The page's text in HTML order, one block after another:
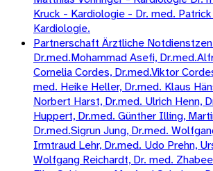
Kruck - Kardiologie - Dr. med.
Kardiologie.
Partnerschaft Ärztliche
Dr.med.Mohammad Asefi,
Cornelia Cordes, Dr.med.Viktor
med. Heike Heller, Dr.med. Klaus
Norbert Harst, Dr.med. Ulrich Henn,
Huppert, Dr.med. Günther Illing,
Dr.med.Sigrun Jung, Dr.med.
Irmtraud Lehr, Dr.med. Udo Prehn,
Wolfgang Reichardt, Dr. med.